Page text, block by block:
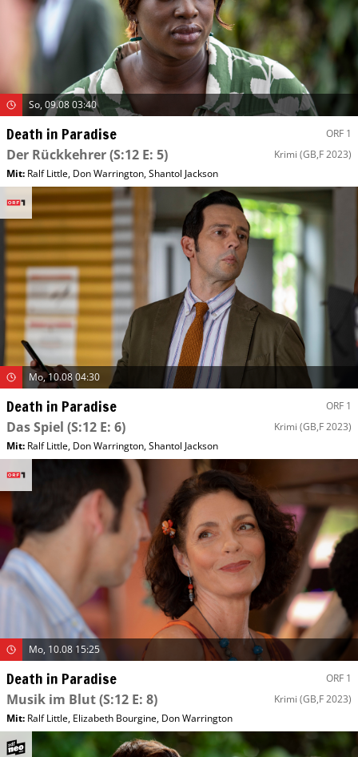
So, 09.08 03:40
Death in Paradise ORF 1
Der Rückkehrer(S:12 E: 5) Krimi (GB,F 2023)
Mit: Ralf Little, Don Warrington,Shantol Jackson
Mo, 10.08 04:30
Death in Paradise ORF 1
Das Spiel (S:12 E: 6) Krimi (GB,F 2023)
Mit: Ralf Little, Don Warrington,Shantol Jackson
Mo, 10.08 15:25
Death in Paradise ORF 1
Musik im Blut(S:12 E: 8) Krimi (GB,F 2023)
Mit: Ralf Little, Elizabeth Bourgine, Don Warrington